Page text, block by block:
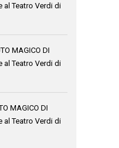
al Teatro Verdi di
MAGICO DI
al Teatro Verdi di
MAGICO DI
al Teatro Verdi di